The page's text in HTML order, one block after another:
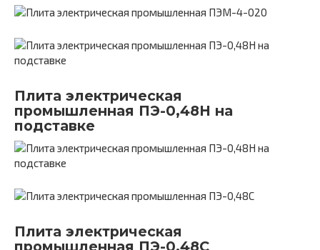
Плита электрическая
промышленная ПЭ-0,48Н на
подставке
Плита электрическая